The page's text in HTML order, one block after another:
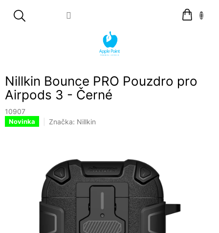
Nákupní
košík
Nillkin Bounce PRO Pouzdro pro
Airpods 3 - Černé
10907
Novinka Značka: Nillkin